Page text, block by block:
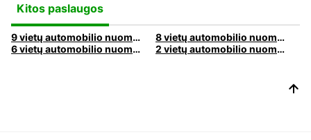
Kitos paslaugos
9 vietų automobilio nuoma | Nuomokitės 9 vietų automobilį su Europcar
8 vietų automobilio nuoma | Išsinuomokite 8 vietų automobilį su Europcar
6 vietų automobilio nuoma | Išsinuomokite 6 vietų automobilį su Europcar
2 vietų automobilio nuoma | Išsinuomokite 2 vietų automobilį su Europcar